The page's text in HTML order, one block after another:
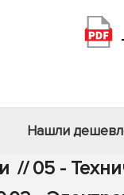
Нашли
// 05 -